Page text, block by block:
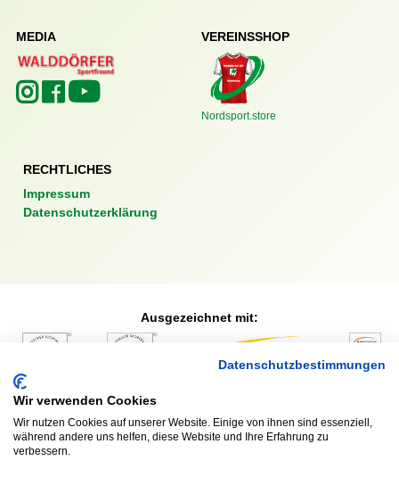
MEDIA VEREINSSHOP
Nordsport.store
RECHTLICHES
Impressum
Datenschutzerklärung
Ausgezeichnet mit:
Datenschutzbestimmungen
Wir verwenden Cookies
Wir nutzen Cookies auf unserer Website. Einige von ihnen sind essenziell,
während andere uns helfen, diese Website und Ihre Erfahrung zu
verbessern.